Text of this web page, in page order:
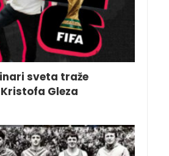
sveta traže
Gleza